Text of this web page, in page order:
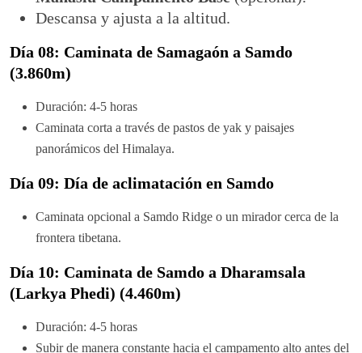
Descansa y ajusta a la altitud.
Día 08: Caminata de Samagaón a Samdo
(3.860m)
Duración: 4-5 horas
Caminata corta a través de pastos de yak y paisajes
panorámicos del Himalaya.
Día 09: Día de aclimatación en Samdo
Caminata opcional a Samdo Ridge o un mirador cerca de la
frontera tibetana.
Día 10: Caminata de Samdo a Dharamsala
(Larkya Phedi) (4.460m)
Duración: 4-5 horas
Subir de manera constante hacia el campamento alto antes del